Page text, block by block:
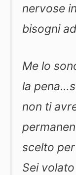
nervose
bisogni
Me lo
la
non ti
scelto
Sei